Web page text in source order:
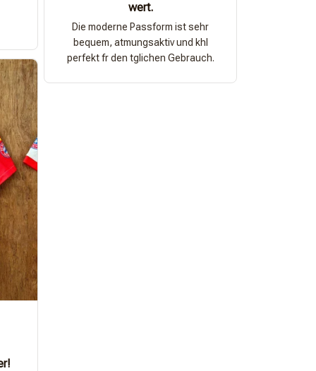
wert.
Die moderne Passform ist sehr
bequem, atmungsaktiv und khl
perfekt fr den tglichen Gebrauch.